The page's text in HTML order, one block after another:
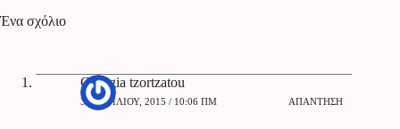
Ένα σχόλιο
Georgia tzortzatou
30 ΑΠΡΙΛΊΟΥ, 2015 / 10:06 ΠΜ ΑΠΆΝΤΗΣΗ